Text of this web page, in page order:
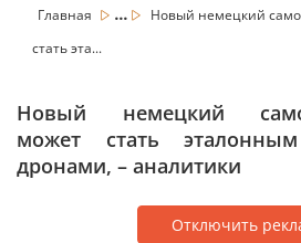
Главная ...
Новый немецкий
стать эта...
Новый немецкий
может стать
дронами, – аналитики
Отключить